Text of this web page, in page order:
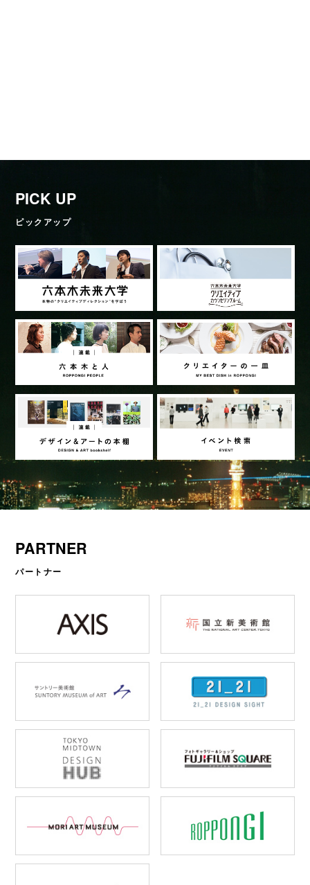
PICK UP
ピックアップ
PARTNER
パートナー